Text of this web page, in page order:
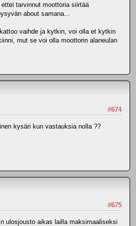
tarvinnut moottoria siirtää
about samana...
vaihde ja kytkin, voi olla et kytkin
mut se voi olla moottorin alaneulan
#674
kysäri kun vastauksia nolla ??
#675
ulosjousto aikas lailla maksimaaliseksi